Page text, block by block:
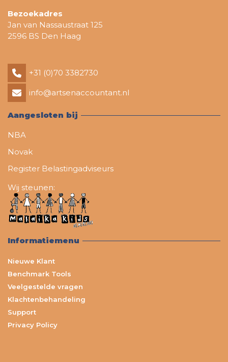
Bezoekadres
Jan van Nassaustraat 125
2596 BS Den Haag
+31 (0)70 3382730
info@artsenaccountant.nl
Aangesloten bij
NBA
Novak
Register Belastingadviseurs
Wij steunen:
Informatiemenu
Nieuwe Klant
Benchmark Tools
Veelgestelde vragen
Klachtenbehandeling
Support
Privacy Policy